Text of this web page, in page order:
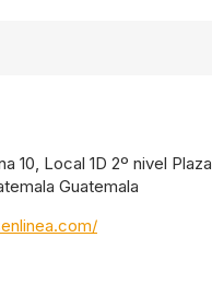
10, Local 1D 2º nivel Plaza
Guatemala